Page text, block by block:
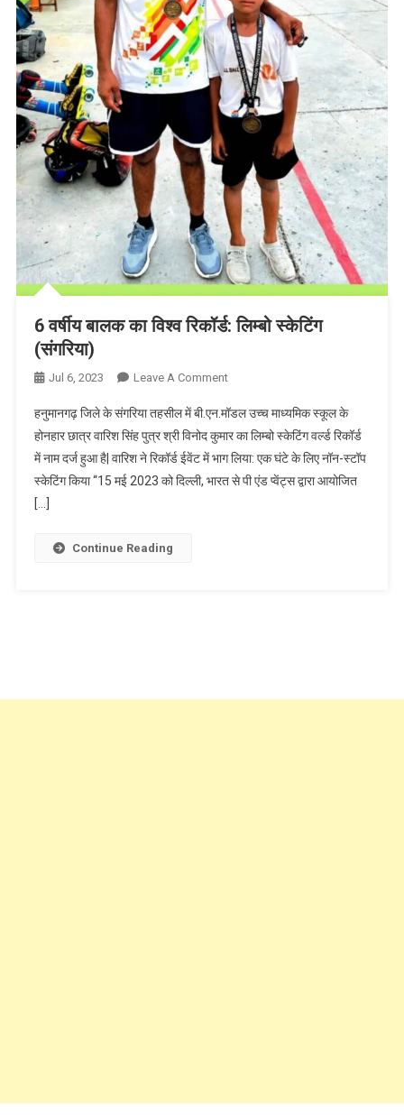
6 वर्षीय बालक का विश्व रिकॉर्ड: लिम्बो स्केटिंग
(संगरिया)
Jul 6, 2023 Leave A CommentOn
वर्षीय
बालक
का
विश्व
हनुमानगढ़ जिले के संगरिया तहसील में बी.एन.मॉडल उच्च माध्यमिक स्कूल के
होनहार छात्र वारिश सिंह पुत्र श्री विनोद कुमार का लिम्बो स्केटिंग वर्ल्ड रिकॉर्ड
में नाम दर्ज हुआ है| वारिश ने रिकॉर्ड ईवेंट में भाग लिया: एक घंटे के लिए नॉन-स्टॉप
स्केटिंग किया “15 मई 2023 को दिल्ली, भारत से पी एंड प्वेंट्स द्वारा आयोजित
[…]
Continue Reading